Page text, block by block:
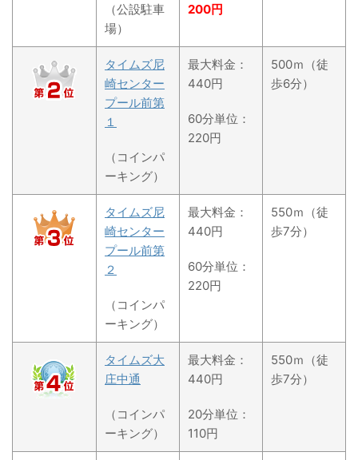
（公設駐車
場）
200円
タイムズ尼
崎センター
プール前第
１
（コインパ
ーキング）
最大料金：
440円
60分単位：
220円
500ｍ（徒
歩6分）
タイムズ尼
崎センター
プール前第
２
（コインパ
ーキング）
最大料金：
440円
60分単位：
220円
550ｍ（徒
歩7分）
タイムズ大
庄中通
（コインパ
ーキング）
最大料金：
440円
20分単位：
110円
550ｍ（徒
歩7分）